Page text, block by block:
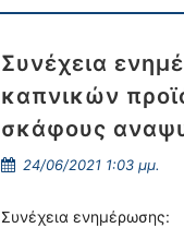
Συνέχεια
καπνικών
σκάφους
24/06/2021 1:03 μμ.
Συνέχεια ενημέρωσης: